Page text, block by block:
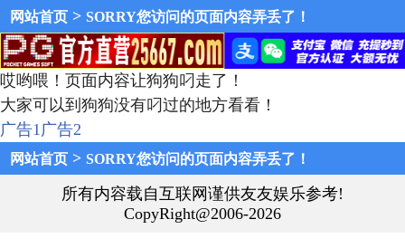
网站首页 > SORRY您访问的页面内容弄丢了！
哎哟喂！页面内容让狗狗叼走了！
大家可以到狗狗没有叼过的地方看看！
广告1广告2
网站首页 > SORRY您访问的页面内容弄丢了！
所有内容载自互联网谨供友友娱乐参考!
CopyRight@2006-2026